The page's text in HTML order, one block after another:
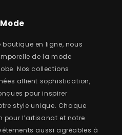
boutique en ligne, nous
de la mode
Nos collections
allient sophistication,
pour inspirer
style unique. Chaque
pour l’artisanat et notre
aussi agréables à